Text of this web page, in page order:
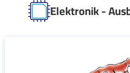
Elektronik -